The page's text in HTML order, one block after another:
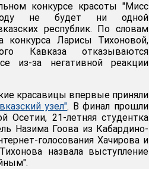
конкурсе красоты "Мисс
не будет ни одной
республик. По словам
конкурса Ларисы Тихоновой,
Кавказа отказываются
из-за негативной реакции
красавицы впервые приняли
узел". В финал прошли
Осетии, 21-летняя студентка
Назима Гоова из Кабардино-
голосования Хачирова и
назвала выступление